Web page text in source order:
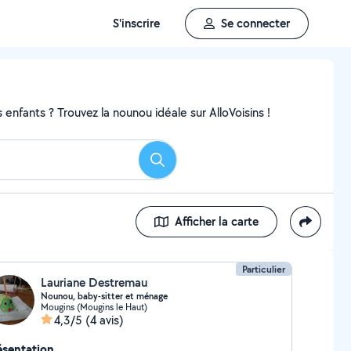
S'inscrire Se connecter
? Trouvez la nounou idéale sur AlloVoisins !
Rechercher
Afficher la carte
Particulier
Lauriane Destremau
Nounou, baby-sitter et ménage
Mougins (Mougins le Haut)
4,3/5 (4 avis)